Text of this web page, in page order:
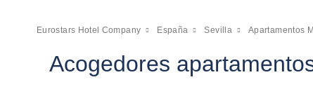
Eurostars Hotel Company España Sevilla Apartamentos
Acogedores